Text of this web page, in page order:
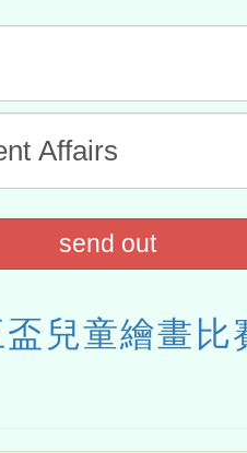
send out
盃兒童繪畫